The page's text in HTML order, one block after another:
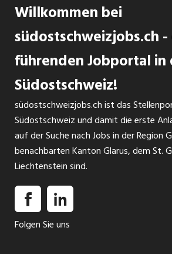
Willkommen bei
südostschweizjobs.ch
führenden Jobportal in
Südostschweiz!
südostschweizjobs.ch ist das
Südostschweiz und damit die erste
auf der Suche nach Jobs in der Region
benachbarten Kanton Glarus, dem St.
Liechtenstein sind.
Folgen Sie uns